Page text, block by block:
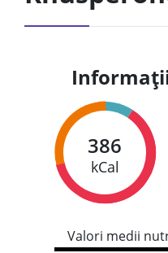
386
kCal
Valori medii